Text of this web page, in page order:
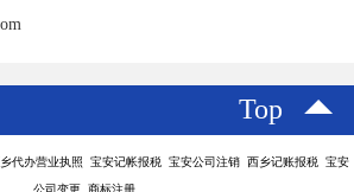
Top
代办营业执照 宝安记帐报税 宝安公司注销 西乡记账报税 宝安
公司变更 商标注册